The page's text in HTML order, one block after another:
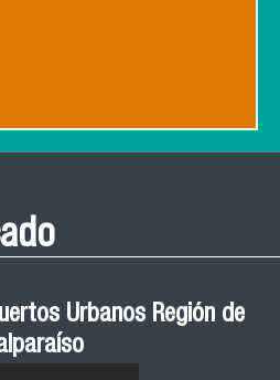
Urbanos Región de